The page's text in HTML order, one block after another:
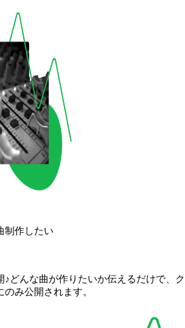
制作したい
♪どんな曲が作りたいか伝えるだけで、
み公開されます。